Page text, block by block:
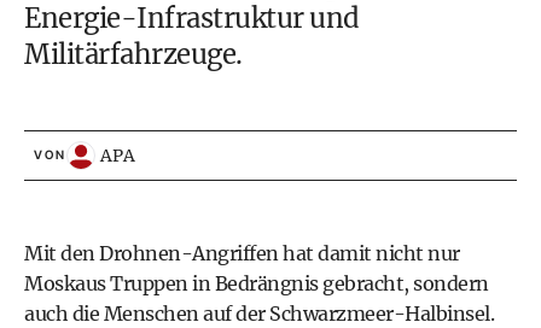
Energie-Infrastruktur und
Militärfahrzeuge.
VON APA
Mit den Drohnen-Angriffen hat damit nicht nur
Moskaus Truppen in Bedrängnis gebracht, sondern
auch die Menschen auf der Schwarzmeer-Halbinsel.